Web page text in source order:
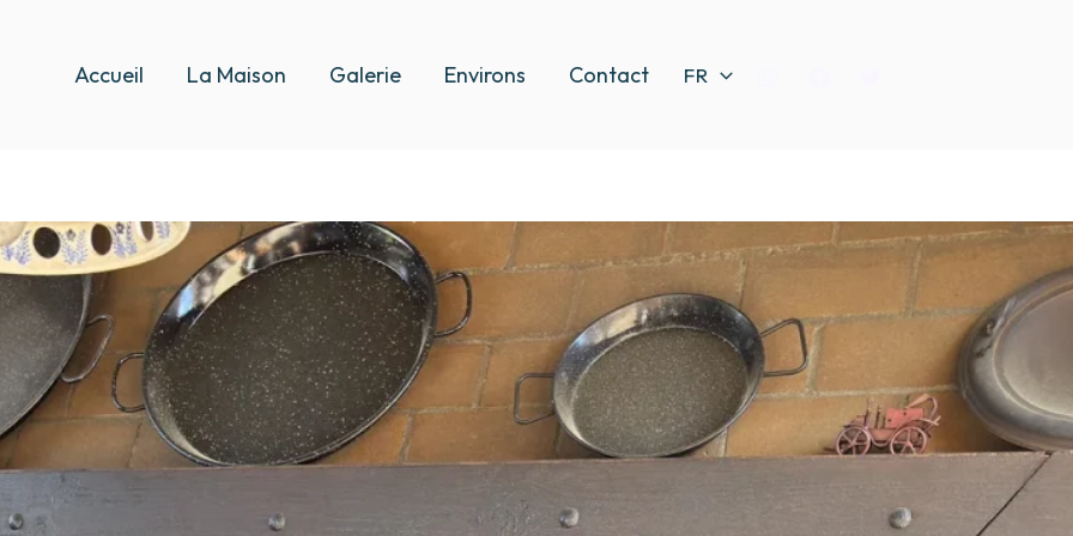
Accueil La Maison Galerie Environs Contact